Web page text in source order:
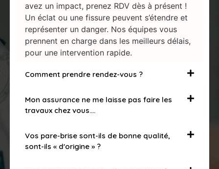
avez un impact, prenez RDV dès à présent !
Un éclat ou une fissure peuvent s’étendre et
représenter un danger. Nos équipes vous
prennent en charge dans les meilleurs délais,
pour une intervention rapide.
Comment prendre rendez-vous ?
Mon assurance ne me laisse pas faire les
travaux chez vous….
Vos pare-brise sont-ils de bonne qualité,
sont-ils « d'origine » ?